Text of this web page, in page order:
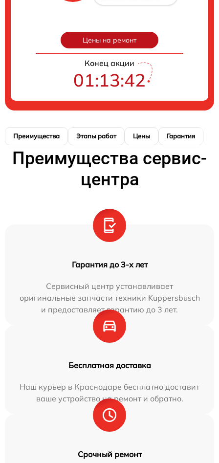
Цены на ремонт
Конец акции
01:13:41
Преимущества Этапы работ Цены Гарантия
Преимущества сервис-
центра
Гарантия до 3-х лет
Сервисный центр устанавливает
оригинальные запчасти техники Kuppersbusch
и предоставляет гарантию до 3 лет.
Бесплатная доставка
Наш курьер в Краснодаре бесплатно доставит
ваше устройство на ремонт и обратно.
Срочный ремонт